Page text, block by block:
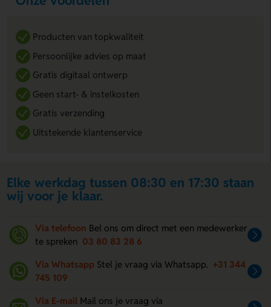
Producten van topkwaliteit
Persoonlijke advies op maat
Gratis digitaal ontwerp
Geen start- & instelkosten
Gratis verzending
Uitstekende klantenservice
Elke werkdag tussen 08:30 en 17:30 staan
wij voor je klaar.
Via telefoon Bel ons om direct met een medewerker
te spreken 03 80 83 28 6
Via Whatsapp Stel je vraag via Whatsapp. +31 344
745 109
Via E-mail Mail ons je vraag via